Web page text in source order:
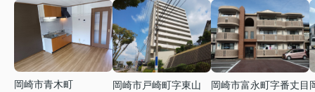
岡崎市青木町
岡崎市戸崎町字東山
岡崎市富永町字番丈目